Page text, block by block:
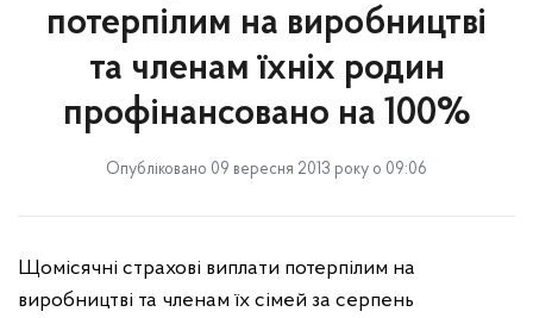
потерпілим на виробництві
та членам їхніх родин
профінансовано на 100%
Опубліковано 09 вересня 2013 року о 09:06
Щомісячні страхові виплати потерпілим на
виробництві та членам їх сімей за серпень